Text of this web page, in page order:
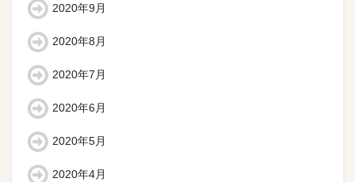
2020年9月
2020年8月
2020年7月
2020年6月
2020年5月
2020年4月